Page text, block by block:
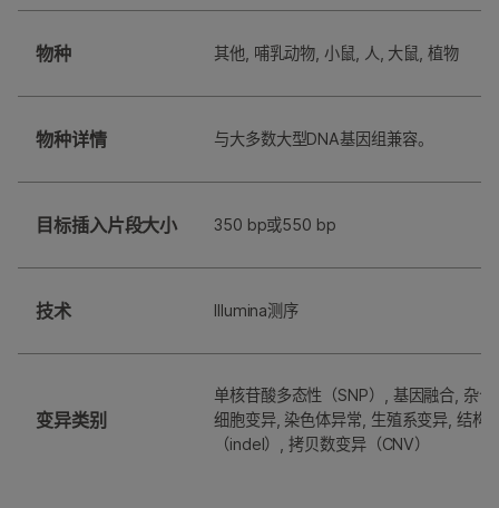
物种 其他, 哺乳动物, 小鼠, 人, 大鼠, 植物
物种详情 与大多数大型DNA基因组兼容。
目标插入片段大小 350 bp或550 bp
技术 Illumina测序
变异类别
单核苷酸多态性（SNP）, 基因融合, 杂
细胞变异, 染色体异常, 生殖系变异, 结构
（indel）, 拷贝数变异（CNV）